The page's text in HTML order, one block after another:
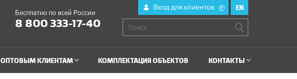
Бесплатно по всей России
8 800 333-17-40
Вход для клиентов ? EN
ОПТОВЫМ КЛИЕНТАМ КОМПЛЕКТАЦИЯ ОБЪЕКТОВ КОНТАКТЫ